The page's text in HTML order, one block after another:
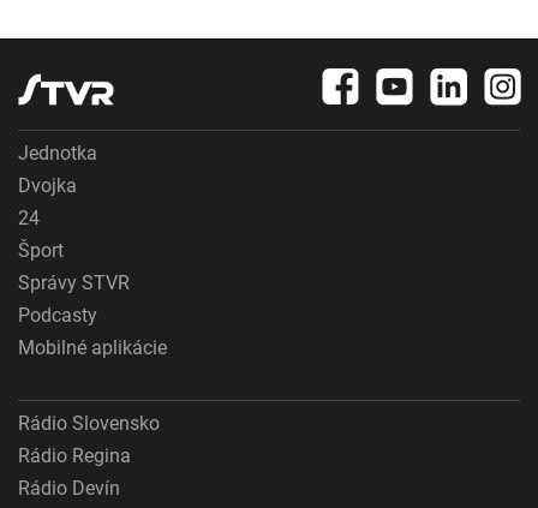
Jednotka
Dvojka
24
Šport
Správy STVR
Podcasty
Mobilné aplikácie
Rádio Slovensko
Rádio Regina
Rádio Devín